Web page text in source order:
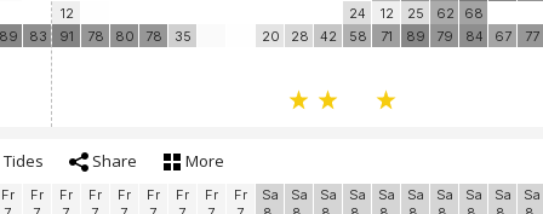
89 83
12
91
78 80 78 35 20 28 42
24
58
12
71
25
89
62
79
68
84
67 77
Tides Share More
Fr
Fr
Fr
Fr
Fr
Fr
Fr
Fr
Fr
Sa
Sa
Sa
Sa
Sa
Sa
Sa
Sa
Sa
Sa